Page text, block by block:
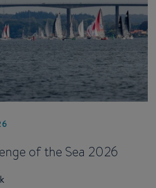
of the Sea 2026